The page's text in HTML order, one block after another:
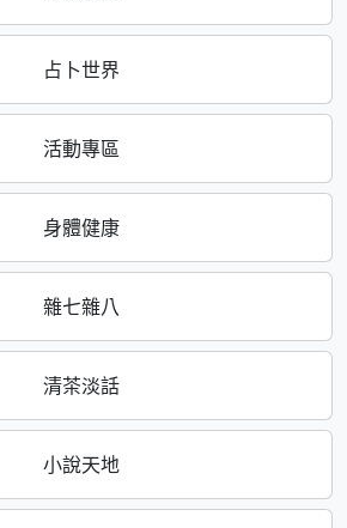
占卜世界
活動專區
身體健康
雜七雜八
清茶淡話
小說天地